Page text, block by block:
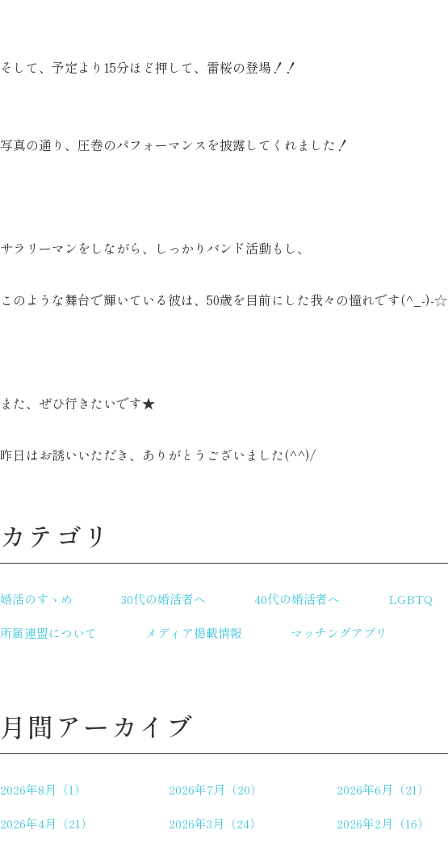
そして、予定より15分ほど押して、雷桜の登場！！
写真の通り、圧巻のパフォーマンスを披露してくれました！
サラリーマンをしながら、しっかりバンド活動もし、
このような舞台で輝いている彼は、50歳を目前にした我々の憧れです(^_-)-☆
また、ぜひ行きたいです★
昨日はお誘いいただき、ありがとうございました(^^)/
カテゴリ
婚活のすゝめ 30代の婚活者へ 40代の婚活者へ LGBTQ
所属連盟について
メディア掲載情報 マッチングアプリ
月間アーカイブ
2026年8月（1） 2026年7月（20） 2026年6月（21）
2026年4月（21）
2026年3月（24） 2026年2月（16）